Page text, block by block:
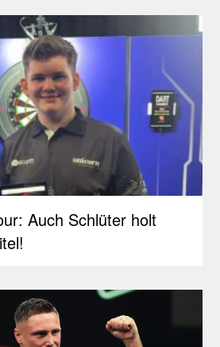
Auch Schlüter holt